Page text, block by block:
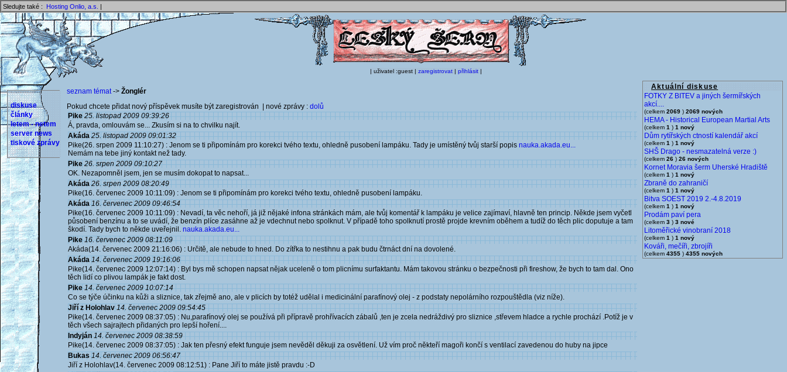
Sledujte také : Hosting Onlio, a.s. |
| uživatel :guest | zaregistrovat | přihlásit |
Aktuální diskuse
FOTKY Z BITEV a jiných šermířských
akcí....
(celkem 2069 ) 2069 nových
HEMA - Historical European Martial Arts
(celkem 1 ) 1 nový
Dům rytířských ctností kalendář akcí
(celkem 1 ) 1 nový
SHŠ Drago - nesmazatelná verze :)
(celkem 26 ) 26 nových
Kornet Moravia šerm Uherské Hradiště
(celkem 1 ) 1 nový
Zbraně do zahraničí
(celkem 1 ) 1 nový
Bitva SOEST 2019 2.-4.8.2019
(celkem 1 ) 1 nový
Prodám paví pera
(celkem 3 ) 3 nové
Litoměřické vinobraní 2018
(celkem 1 ) 1 nový
Kováři, mečíři, zbrojíři
(celkem 4355 ) 4355 nových
diskuse
články
letem - netem
server news
tiskové zprávy
seznam témat-> Žonglér
Pokud chcete přidat nový příspěvek musíte být zaregistrován | nové zprávy : dolů
Pike 25. listopad 2009 09:39:26
Á, pravda, omlouvám se... Zkusím si na to chvilku najít.
Akáda 25. listopad 2009 09:01:32
Pike(26. srpen 2009 11:10:27) : Jenom se ti připomínám pro korekci tvého textu, ohledně pusobení lampáku. Tady je umístěný tvůj starší popis nauka.akada.eu...
Nemám na tebe jiný kontakt než tady.
Pike 26. srpen 2009 09:10:27
OK. Nezapomněl jsem, jen se musím dokopat to napsat...
Akáda 26. srpen 2009 08:20:49
Pike(16. červenec 2009 10:11:09) : Jenom se ti připomínám pro korekci tvého textu, ohledně pusobení lampáku.
Akáda 16. červenec 2009 09:46:54
Pike(16. červenec 2009 10:11:09) : Nevadí, ta věc nehoří, já již nějaké infona stránkách mám, ale tvůj komentář k lampáku je velice zajímaví, hlavně ten princip. Někde jsem vyčetl
působení benzínu a to se uvádí, že benzín plíce zasáhne až je vdechnut nebo spolknut. V případě toho spolknutí prostě projde krevním oběhem a tudíž do těch plic doputuje a tam
škodí. Tady bych to někde uveřejnil. nauka.akada.eu...
Pike 16. červenec 2009 08:11:09
Akáda(14. červenec 2009 21:16:06) : Určitě, ale nebude to hned. Do zítřka to nestihnu a pak budu čtrnáct dní na dovolené.
Akáda 14. červenec 2009 19:16:06
Pike(14. červenec 2009 12:07:14) : Byl bys mě schopen napsat nějak uceleně o tom plicnímu surfaktantu. Mám takovou stránku o bezpečnosti při fireshow, že bych to tam dal. Ono
těch lidí co plivou lampák je fakt dost.
Pike 14. červenec 2009 10:07:14
Co se týče účinku na kůži a sliznice, tak zřejmě ano, ale v plicích by totéž udělal i medicinální parafínový olej - z podstaty nepolárního rozpouštědla (viz níže).
Jiří z Holohlav 14. červenec 2009 09:54:45
Pike(14. červenec 2009 08:37:05) : Nu,parafínový olej se používá při přípravě prohřívacích zábalů ,ten je zcela nedráždivý pro sliznice ,střevem hladce a rychle prochází .Potíž je v
těch všech sajrajtech přidaných pro lepší hoření....
Indyján 14. červenec 2009 08:38:59
Pike(14. červenec 2009 08:37:05) : Jak ten přesný efekt funguje jsem nevěděl děkuji za osvětlení. Už vím proč někteří magoři končí s ventilací zavedenou do huby na jipce
Bukas 14. červenec 2009 06:56:47
Jiří z Holohlav(14. červenec 2009 08:12:51) : Pane Jiří to máte jistě pravdu :-D